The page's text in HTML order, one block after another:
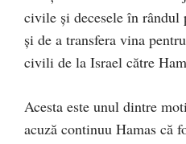
civile și decesele în
și de a transfera vina
civili de la Israel către
Acesta este unul dintre
acuză continuu Hamas că